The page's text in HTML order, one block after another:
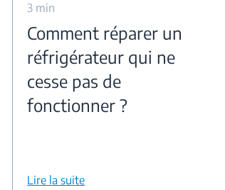
3 min
Comment réparer un
réfrigérateur qui ne
cesse pas de
fonctionner ?
Lire la suite